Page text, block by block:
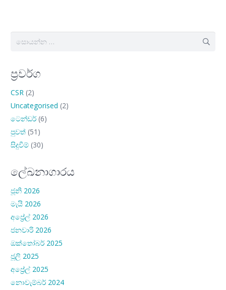
සොයන්න:
ප්‍රවර්ග
CSR (2)
Uncategorised (2)
ටෙන්ඩර් (6)
පුවත් (51)
සිදුවීම් (30)
ලේඛනාගාරය
ජූනි 2026
මැයි 2026
අප්‍රේල් 2026
ජනවාරි 2026
ඔක්තෝබර් 2025
ජූලි 2025
අප්‍රේල් 2025
නොවැම්බර් 2024